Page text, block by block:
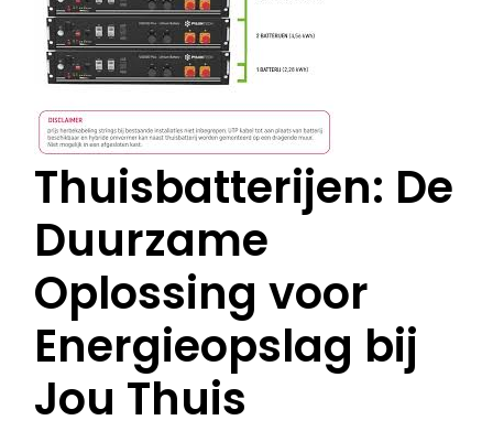
Thuisbatterijen: De
Duurzame
Oplossing voor
Energieopslag bij
Jou Thuis